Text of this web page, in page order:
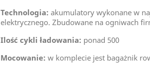
Technologia: akumulatory wykonane w
elektrycznego. Zbudowane na ogniwach
Ilość cykli ładowania: ponad 500
Mocowanie: w komplecie jest bagażnik